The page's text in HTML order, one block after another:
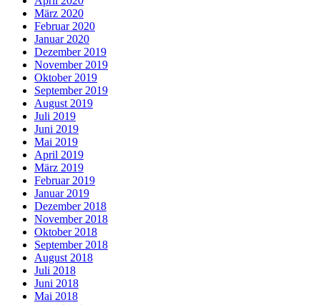
März 2020
Februar 2020
Januar 2020
Dezember 2019
November 2019
Oktober 2019
September 2019
August 2019
Juli 2019
Juni 2019
Mai 2019
April 2019
März 2019
Februar 2019
Januar 2019
Dezember 2018
November 2018
Oktober 2018
September 2018
August 2018
Juli 2018
Juni 2018
Mai 2018